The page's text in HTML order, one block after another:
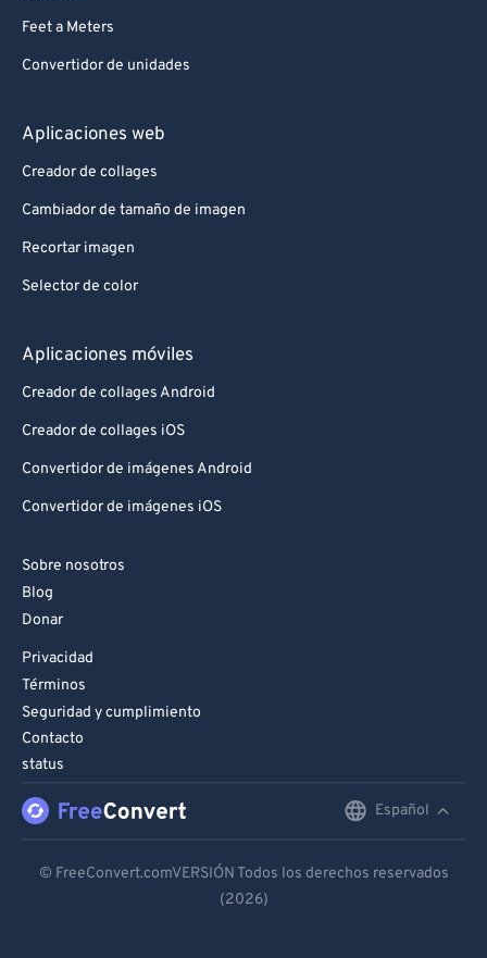
Feet a Meters
Convertidor de unidades
Aplicaciones web
Creador de collages
Cambiador de tamaño de imagen
Recortar imagen
Selector de color
Aplicaciones móviles
Creador de collages Android
Creador de collages iOS
Convertidor de imágenes Android
Convertidor de imágenes iOS
Sobre nosotros
Blog
Donar
Privacidad
Términos
Seguridad y cumplimiento
Contacto
status
Español
Español
© FreeConvert.comVERSIÓN Todos los derechos reservados
(2026)